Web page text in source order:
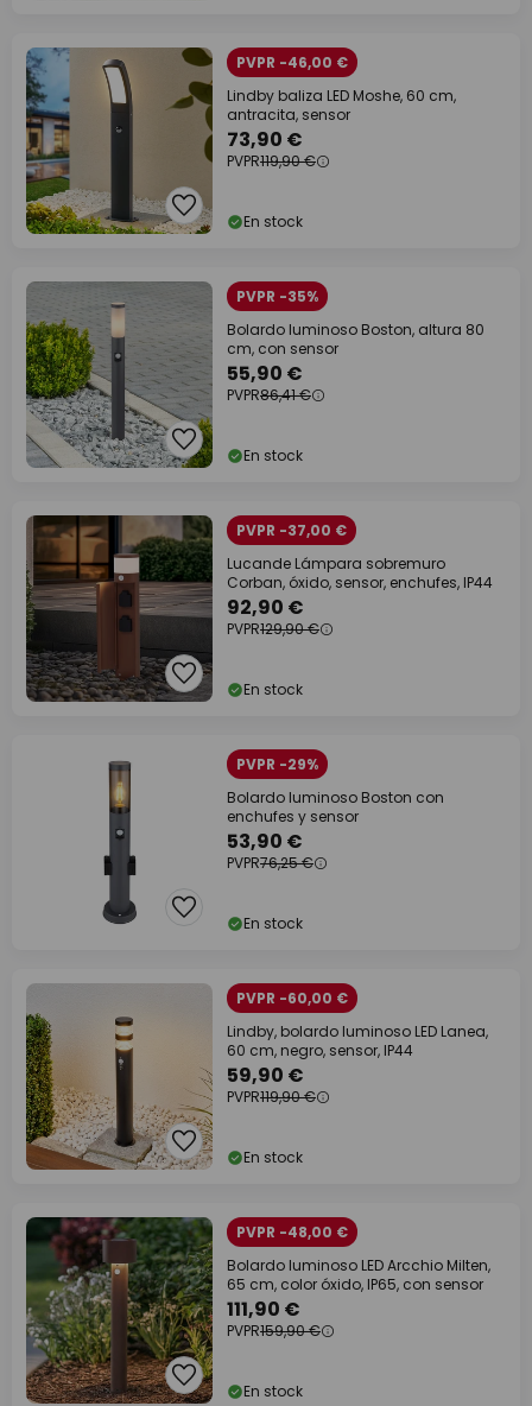
PVPR -46,00 €
Lindby baliza LED Moshe, 60 cm,
antracita, sensor
73,90 €
PVPR119,90 €
En stock
PVPR -35%
Bolardo luminoso Boston, altura 80
cm, con sensor
55,90 €
PVPR86,41 €
En stock
PVPR -37,00 €
Lucande Lámpara sobremuro
Corban, óxido, sensor, enchufes, IP44
92,90 €
PVPR129,90 €
En stock
PVPR -29%
Bolardo luminoso Boston con
enchufes y sensor
53,90 €
PVPR76,25 €
En stock
PVPR -60,00 €
Lindby, bolardo luminoso LED Lanea,
60 cm, negro, sensor, IP44
59,90 €
PVPR119,90 €
En stock
PVPR -48,00 €
Bolardo luminoso LED Arcchio Milten,
65 cm, color óxido, IP65, con sensor
111,90 €
PVPR159,90 €
En stock